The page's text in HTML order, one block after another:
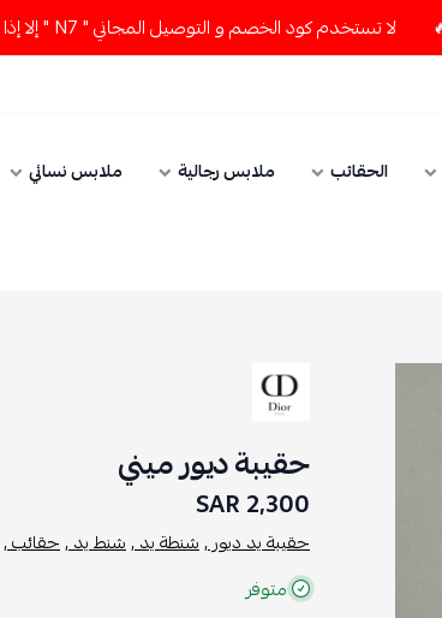
لا تستخدم كود الخصم و التوصيل المجاني " N7 " إلا إذا طلبت قطعتين أو أكثر 👀🔥
الحقائب ملابس رجالية ملابس نسائي
حقيبة ديور ميني
2,300 SAR
حقيبة يد ديور ,شنطة يد ,شنط يد ,حقائب ,
متوفر